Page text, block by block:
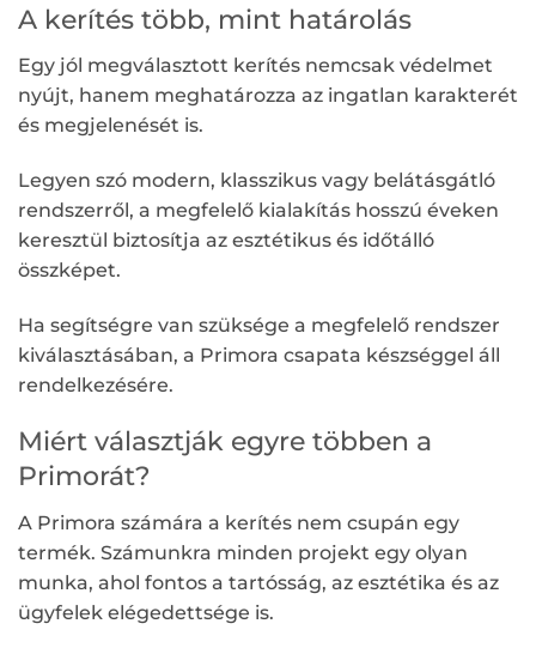
A kerítés több, mint határolás
Egy jól megválasztott kerítés nemcsak védelmet
nyújt, hanem meghatározza az ingatlan karakterét
és megjelenését is.
Legyen szó modern, klasszikus vagy belátásgátló
rendszerről, a megfelelő kialakítás hosszú éveken
keresztül biztosítja az esztétikus és időtálló
összképet.
Ha segítségre van szüksége a megfelelő rendszer
kiválasztásában, a Primora csapata készséggel áll
rendelkezésére.
Miért választják egyre többen a
Primorát?
A Primora számára a kerítés nem csupán egy
termék. Számunkra minden projekt egy olyan
munka, ahol fontos a tartósság, az esztétika és az
ügyfelek elégedettsége is.